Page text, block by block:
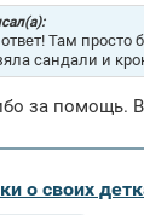
Там
сандали и
за помощь.
о своих